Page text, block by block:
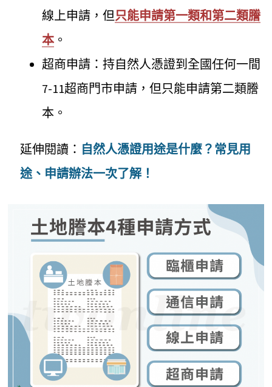
線上申請，但只能申請第一類和第二類謄
本。
超商申請：持自然人憑證到全國任何一間
7-11超商門市申請，但只能申請第二類謄
本。
延伸閱讀： 自然人憑證用途是什麼？常見用
途、申請辦法一次了解！